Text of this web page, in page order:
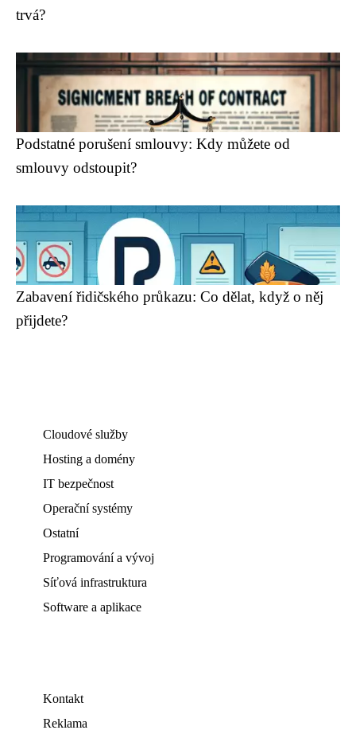
trvá?
Podstatné porušení smlouvy: Kdy můžete od
smlouvy odstoupit?
Zabavení řidičského průkazu: Co dělat, když o něj
přijdete?
Cloudové služby
Hosting a domény
IT bezpečnost
Operační systémy
Ostatní
Programování a vývoj
Síťová infrastruktura
Software a aplikace
Kontakt
Reklama